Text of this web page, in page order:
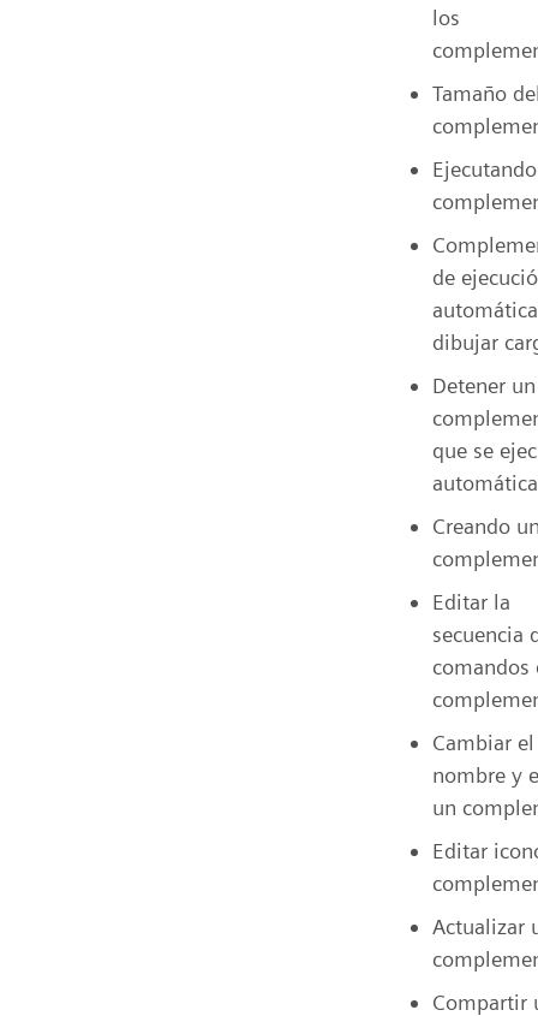
los
Tamaño
de
dibujar
Detener un
que se
Creando
Editar la
secuencia
comandos
Cambiar el
nombre y
un
Editar
Actualizar
Compartir